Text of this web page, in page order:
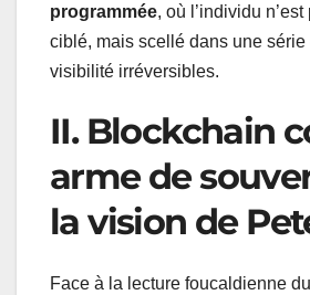
programmée, où l’individu
ciblé, mais scellé dans une série
visibilité irréversibles.
II. Blockchain
arme de
la vision de
Face à la lecture foucaldienne